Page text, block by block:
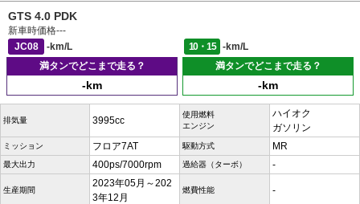
GTS 4.0 PDK
新車時価格---
JC08
-km/L 10・15
-km/L
満タンでどこまで走る？
-km
満タンでどこまで走る？
-km
排気量 3995cc
使用燃料
エンジン
ハイオク
ガソリン
ミッション フロア7AT 駆動方式 MR
最大出力 400ps/7000rpm 過給器（ターボ） -
生産期間
2023年05月～202
3年12月
燃費性能 -